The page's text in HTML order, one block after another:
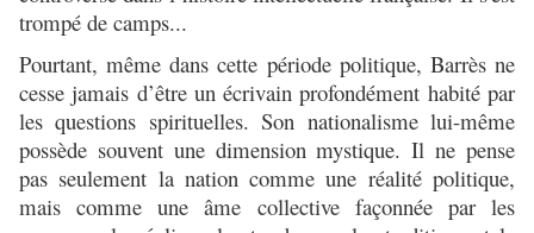
trompé de camps...
Pourtant, même dans cette période politique, Barrès ne
cesse jamais d’être un écrivain profondément habité par
les questions spirituelles. Son nationalisme lui-même
possède souvent une dimension mystique. Il ne pense
pas seulement la nation comme une réalité politique,
mais comme une âme collective façonnée par les